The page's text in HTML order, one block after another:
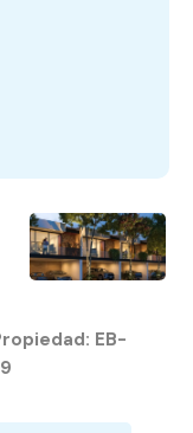
EB-